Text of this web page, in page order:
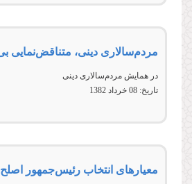
در همایش مردم‌سالاری دینی
تاریخ: 08 خرداد 1382
معیارهای انتخاب رئیس‌جمهور اصلح